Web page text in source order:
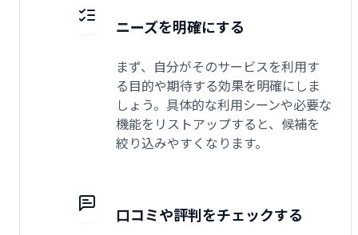
ニーズを明確にする
まず、自分がそのサービスを利用す
る目的や期待する効果を明確にしま
しょう。具体的な利用シーンや必要な
機能をリストアップすると、候補を
絞り込みやすくなります。
口コミや評判をチェックする